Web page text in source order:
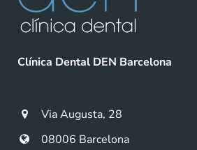
Clínica Dental DEN Barcelona
Via Augusta, 28
08006 Barcelona